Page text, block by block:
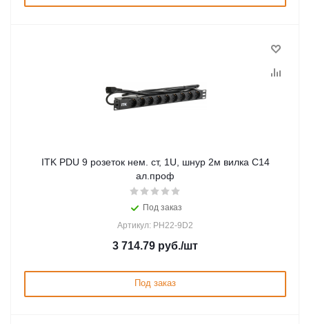
ITK PDU 9 розеток нем. ст, 1U, шнур 2м вилка С14
ал.проф
Под заказ
Артикул: PH22-9D2
3 714.79 руб./шт
Под заказ